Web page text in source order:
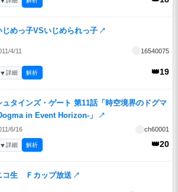
じめっ子VSいじめられっ子 ↗
4/11 16540075
👑19
▼詳細 解析
ュタインズ・ゲート 第11話「時空境界のドグマ
in Event Horizon-」
↗
6/16 ch60001
👑20
▼詳細 解析
コ生 Ｆカップ放送 ↗